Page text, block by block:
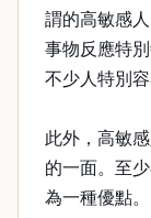
謂的高敏感
事物反應特
不少人特別
此外，高敏
的一面。至
為一種優點